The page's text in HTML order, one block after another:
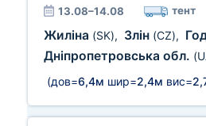
13.08–14.08 тент
Жиліна (SK), Злін (CZ),
Дніпропетровська обл.
(дов=6,4м шир=2,4м вис=